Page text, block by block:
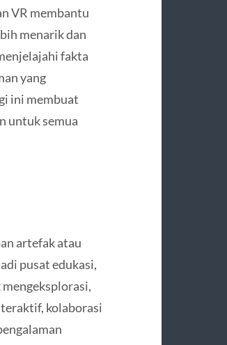
VR membantu
menarik dan
fakta
yang
ini membuat
untuk semua
artefak atau
pusat edukasi,
kolaborasi